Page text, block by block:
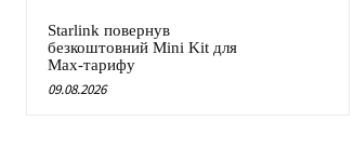
Starlink повернув
безкоштовний Mini Kit для
Max-тарифу
09.08.2026